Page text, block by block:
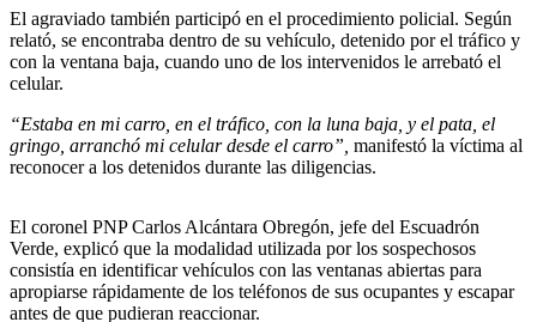
El agraviado también participó en el procedimiento policial. Según
relató, se encontraba dentro de su vehículo, detenido por el tráfico y
con la ventana baja, cuando uno de los intervenidos le arrebató el
celular.
“Estaba en mi carro, en el tráfico, con la luna baja, y el pata, el
gringo, arranchó mi celular desde el carro”, manifestó la víctima al
reconocer a los detenidos durante las diligencias.
El coronel PNP Carlos Alcántara Obregón, jefe del Escuadrón
Verde, explicó que la modalidad utilizada por los sospechosos
consistía en identificar vehículos con las ventanas abiertas para
apropiarse rápidamente de los teléfonos de sus ocupantes y escapar
antes de que pudieran reaccionar.